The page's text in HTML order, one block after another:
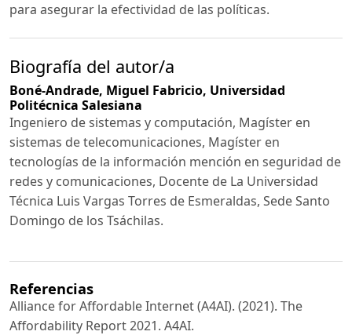
para asegurar la efectividad de las políticas.
Biografía del autor/a
Boné-Andrade, Miguel Fabricio, Universidad
Politécnica Salesiana
Ingeniero de sistemas y computación, Magíster en
sistemas de telecomunicaciones, Magíster en
tecnologías de la información mención en seguridad de
redes y comunicaciones, Docente de La Universidad
Técnica Luis Vargas Torres de Esmeraldas, Sede Santo
Domingo de los Tsáchilas.
Referencias
Alliance for Affordable Internet (A4AI). (2021). The
Affordability Report 2021. A4AI.